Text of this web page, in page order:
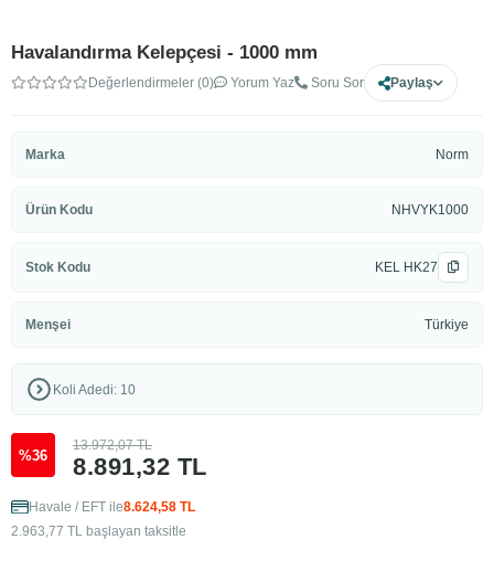
Havalandırma Kelepçesi - 1000 mm
Değerlendirmeler (0) Yorum Yaz Soru Sor Paylaş
Marka Norm
Ürün Kodu NHVYK1000
Stok Kodu KEL HK27
Menşei Türkiye
Koli Adedi: 10
%36 8.891,32 TL
13.972,07 TL
Havale / EFT ile8.624,58 TL
2.963,77 TL başlayan taksitle